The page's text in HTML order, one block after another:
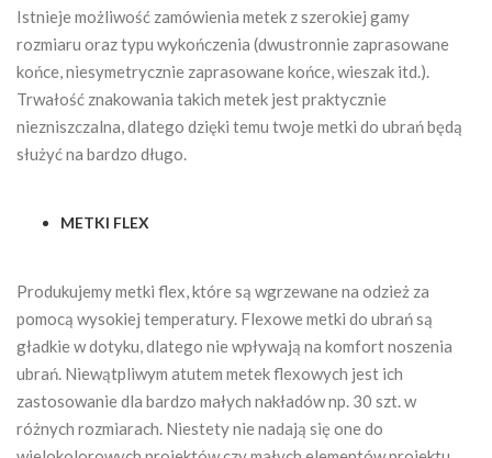
Istnieje możliwość zamówienia metek z szerokiej gamy
rozmiaru oraz typu wykończenia (dwustronnie zaprasowane
końce, niesymetrycznie zaprasowane końce, wieszak itd.).
Trwałość znakowania takich metek jest praktycznie
niezniszczalna, dlatego dzięki temu twoje metki do ubrań będą
służyć na bardzo długo.
METKI FLEX
Produkujemy metki flex, które są wgrzewane na odzież za
pomocą wysokiej temperatury. Flexowe metki do ubrań są
gładkie w dotyku, dlatego nie wpływają na komfort noszenia
ubrań. Niewątpliwym atutem metek flexowych jest ich
zastosowanie dla bardzo małych nakładów np. 30 szt. w
różnych rozmiarach. Niestety nie nadają się one do